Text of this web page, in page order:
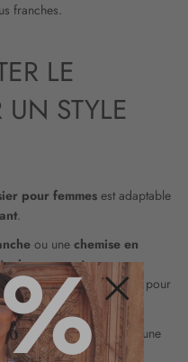
franches.
LE
STYLE
pour femmes est adaptable
.
ou une chemise en
tuniqueou unt-
un tailleur, sont parfaits pour
d’accessoires tels qu’une
soienoué autour du cou.
Fermer